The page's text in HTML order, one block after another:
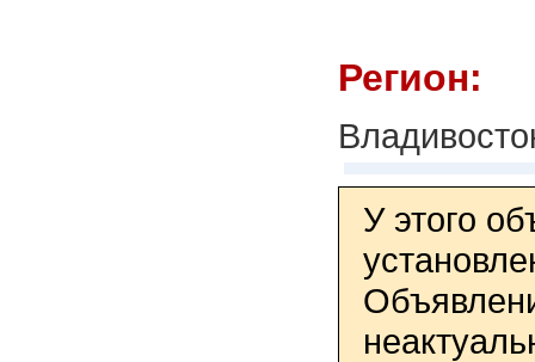
Регион:
У этого